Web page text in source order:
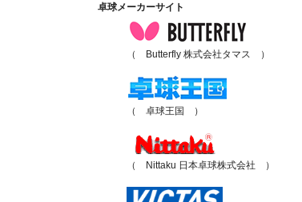
卓球メーカーサイト
（ Butterfly 株式会社タマス ）
（ 卓球王国 ）
（ Nittaku 日本卓球株式会社 ）